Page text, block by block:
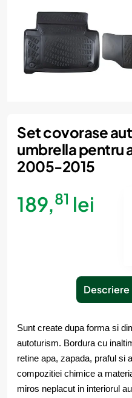
Set covorase
umbrella pentru
2005-2015
189,81 lei
Descriere
Sunt create dupa forma si
autoturism. Bordura cu
retine apa, zapada, praful si
compozitiei chimice a
miros neplacut in interiorul